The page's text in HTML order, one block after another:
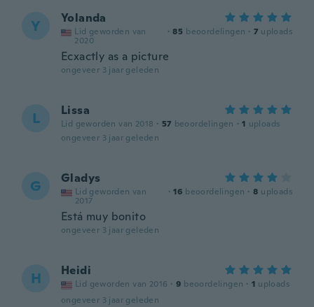
Y Yolanda
Lid geworden van
2020
· 85 beoordelingen · 7 uploads
Ecxactly as a picture
ongeveer 3 jaar geleden
L Lissa
Lid geworden van 2018 · 57 beoordelingen · 1 uploads
ongeveer 3 jaar geleden
G Gladys
Lid geworden van
2017
· 16 beoordelingen · 8 uploads
Está muy bonito
ongeveer 3 jaar geleden
H Heidi
Lid geworden van 2016 · 9 beoordelingen · 1 uploads
ongeveer 3 jaar geleden